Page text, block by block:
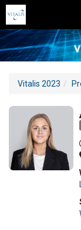
Vitalis 2023